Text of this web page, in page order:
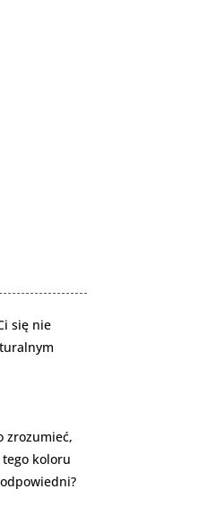
się nie
zrozumieć,
koloru